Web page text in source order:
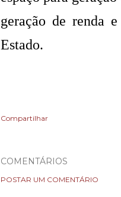
geração de renda
Estado.
Compartilhar
COMENTÁRIOS
POSTAR UM COMENTÁRIO